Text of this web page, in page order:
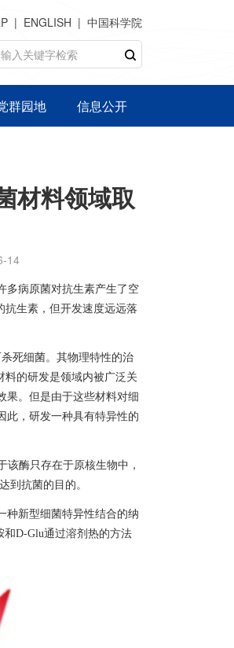
ENGLISH 中国科学院
群园地 信息公开
材料领域取
14
多病原菌对抗生素产生了空
抗生素，但开发速度远远落
死细菌。其物理特性的治
料的研发是领域内被广泛关
果。但是由于这些材料对细
此，研发一种具有特异性的
该酶只存在于原核生物中，
到抗菌的目的。
种新型细菌特异性结合的纳
和D-Glu通过溶剂热的方法